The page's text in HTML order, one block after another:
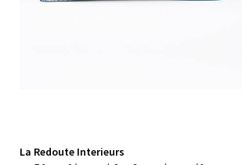
La Redoute Interieurs